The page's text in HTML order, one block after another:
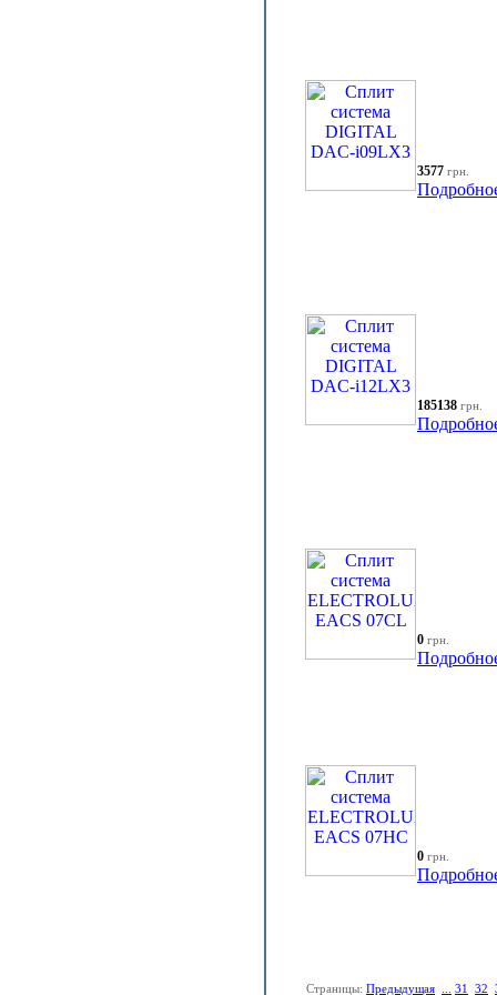
3577 грн.
185138 грн.
0 грн.
0 грн.
Страницы: Предыдущая 31 32